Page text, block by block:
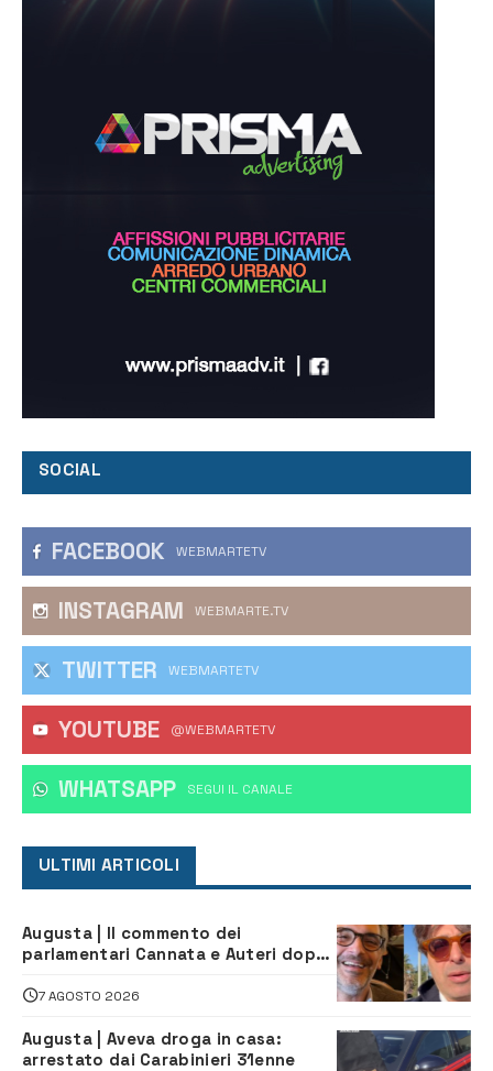
SOCIAL
FACEBOOK WEBMARTETV
INSTAGRAM WEBMARTE.TV
TWITTER WEBMARTETV
YOUTUBE @WEBMARTETV
WHATSAPP ‎SEGUI IL CANALE
ULTIMI ARTICOLI
Augusta | Il commento dei
parlamentari Cannata e Auteri dopo
depuratore
7 AGOSTO 2026
Augusta | Aveva droga in casa:
arrestato dai Carabinieri 31enne